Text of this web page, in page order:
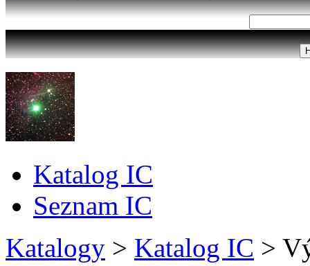
Katalog IC
Seznam IC
Katalogy > Katalog IC >